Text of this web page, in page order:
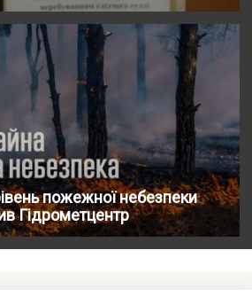
пожежної небезпеки
Гідрометцентр